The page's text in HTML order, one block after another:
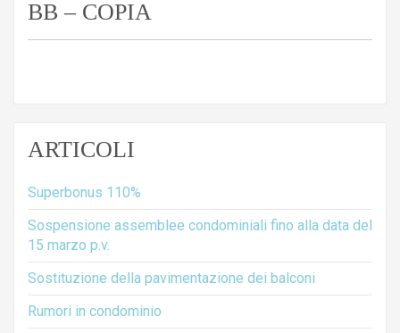
BB – COPIA
ARTICOLI
Superbonus 110%
Sospensione assemblee condominiali fino alla data del
15 marzo p.v.
Sostituzione della pavimentazione dei balconi
Rumori in condominio